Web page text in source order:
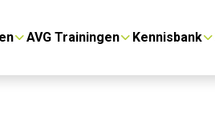
AVG Trainingen Kennisbank